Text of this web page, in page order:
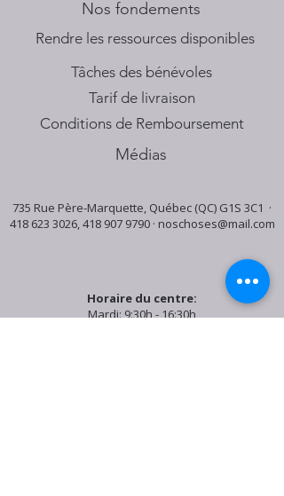
Nos fondements
​Rendre les ressources disponibles
Tâches des bénévoles
Tarif de livraison
Conditions de Remboursement
Médias
735 Rue Père-Marquette, Québec (QC) G1S 3C1 ·
418 623 3026,418 907 9790· noschoses@mail.com
Horaire du centre:
Mardi: 9:30h - 16:30h